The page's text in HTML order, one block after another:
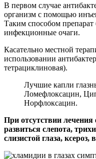
В первом случае
организм с помощью
Таким способом препарат
инфекционные очаги.
Касательно местной
использовании
тетрациклиновая).
Лучшие капли
Ломефлоксацин,
Норфлоксацин.
При отсутствии
развиться слепота,
слизистой глаза,